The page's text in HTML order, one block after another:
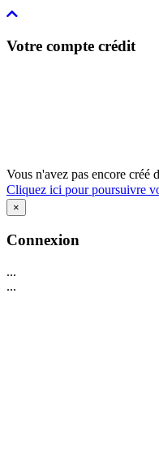
Votre compte crédit
Vous n'avez pas encore créé
Cliquez ici pour poursuivre
×
Connexion
...
...